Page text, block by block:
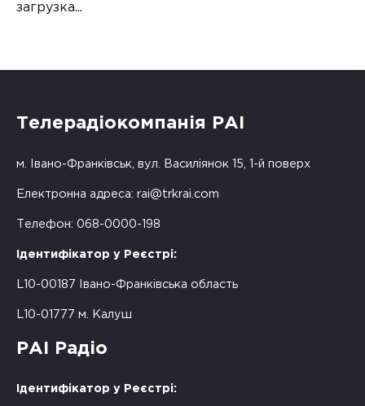
загрузка...
Телерадіокомпанія РАІ
м. Івано-Франківськ, вул. Василіянок 15, 1-й поверх
Електронна адреса: rai@trkrai.com
Телефон: 068-0000-198
Ідентифікатор у Реєстрі:
L10-00187 Івано-Франківська область
L10-01777 м. Калуш
РАІ Радіо
Ідентифікатор у Реєстрі: